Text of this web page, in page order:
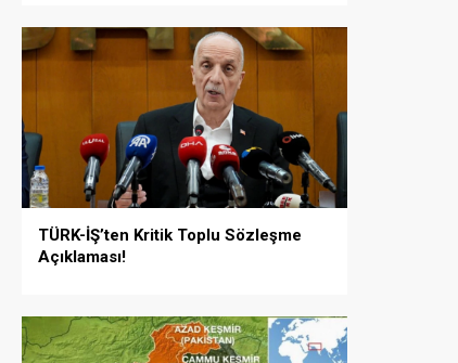
TÜRK-İŞ’ten Kritik Toplu Sözleşme
Açıklaması!